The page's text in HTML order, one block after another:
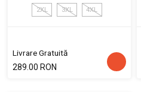
2XL 3XL 4XL
Livrare Gratuită
289.00 RON